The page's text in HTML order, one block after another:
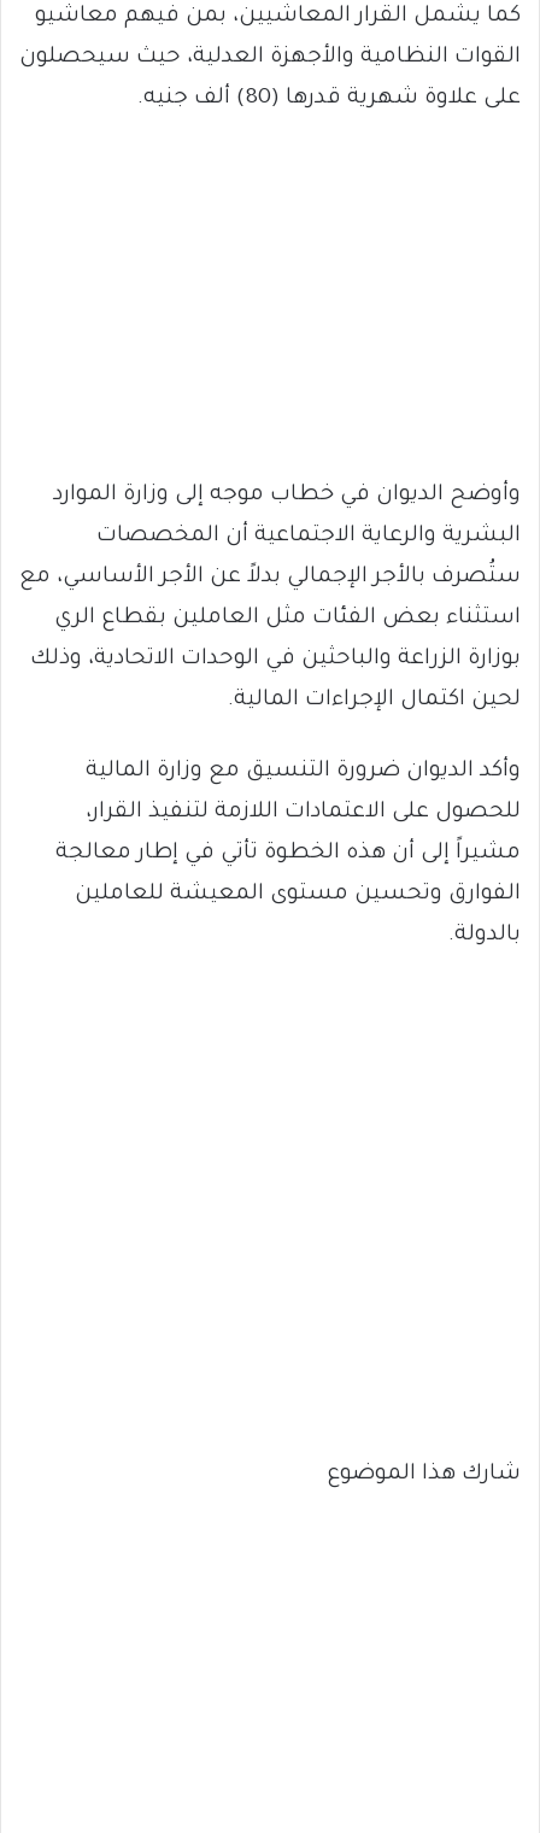
كما يشمل القرار المعاشيين، بمن فيهم معاشيو
القوات النظامية والأجهزة العدلية، حيث سيحصلون
على علاوة شهرية قدرها (80) ألف جنيه.
وأوضح الديوان في خطاب موجه إلى وزارة الموارد
البشرية والرعاية الاجتماعية أن المخصصات
ستُصرف بالأجر الإجمالي بدلاً عن الأجر الأساسي، مع
استثناء بعض الفئات مثل العاملين بقطاع الري
بوزارة الزراعة والباحثين في الوحدات الاتحادية، وذلك
لحين اكتمال الإجراءات المالية.
وأكد الديوان ضرورة التنسيق مع وزارة المالية
للحصول على الاعتمادات اللازمة لتنفيذ القرار،
مشيراً إلى أن هذه الخطوة تأتي في إطار معالجة
الفوارق وتحسين مستوى المعيشة للعاملين
بالدولة.
شارك هذا الموضوع